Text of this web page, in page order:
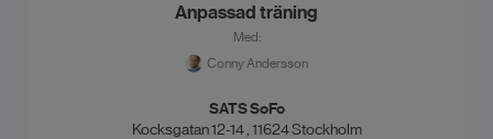
Anpassad träning
Med:
Conny Andersson
SATS SoFo
Kocksgatan 12-14 , 11624 Stockholm